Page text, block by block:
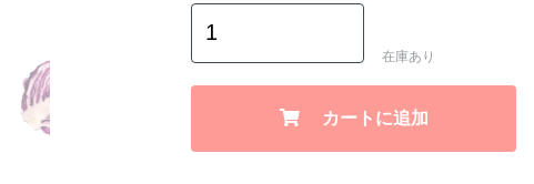
在庫あり
カートに追加